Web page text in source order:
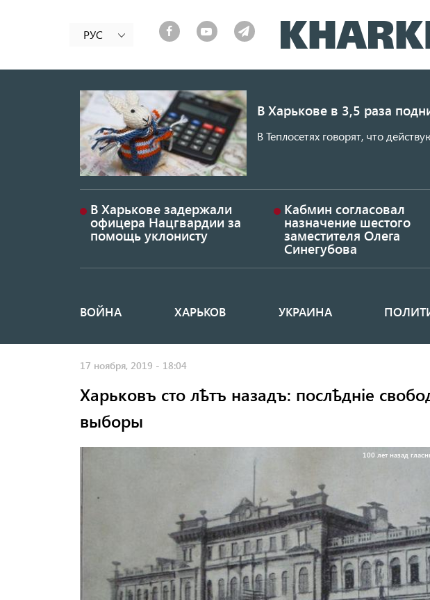
РУС
В Харькове в 3,5 раза
В Теплосетях говорят, что
В Харькове задержали
офицера Нацгвардии за
помощь уклонисту
Кабмин согласовал
назначение шестого
заместителя Олега
Синегубова
Основная
ВОЙНА ХАРЬКОВ УКРАИНА
17 ноября, 2019 - 18:04
Харьковъ сто лѣтъ назадъ: послѣднiе
выборы
100 лет назад